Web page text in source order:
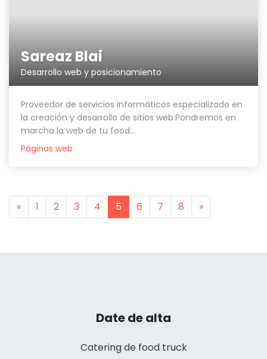
Sareaz Blai
Desarrollo web y posicionamiento
Proveedor de servicios informáticos especializado en
la creación y desarrollo de sitios web.Pondremos en
marcha la web de tu food...
Páginas web
«Previous
1 2 3 4 5 6 7 8 »Next
Date de alta
Catering de food truck